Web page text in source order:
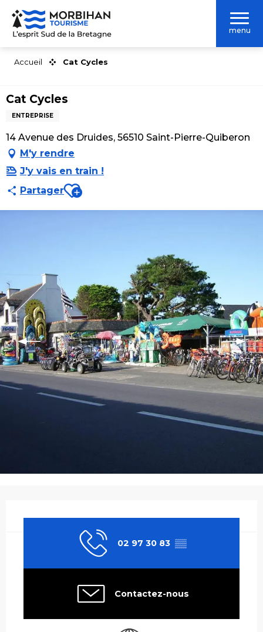
Aller
contenu
menu
Accueil Cat Cycles
Cat Cycles
ENTREPRISE
14 Avenue des Druides, 56510 Saint-Pierre-Quiberon
M'y rendre
J'y vais en train !
PartagerAjouter aux favoris
02 97 30 83 ▒▒
Contactez-nous